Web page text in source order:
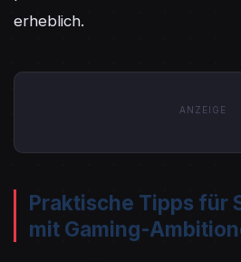
erheblich.
ANZEIGE
Praktische Tipps für
mit Gaming-